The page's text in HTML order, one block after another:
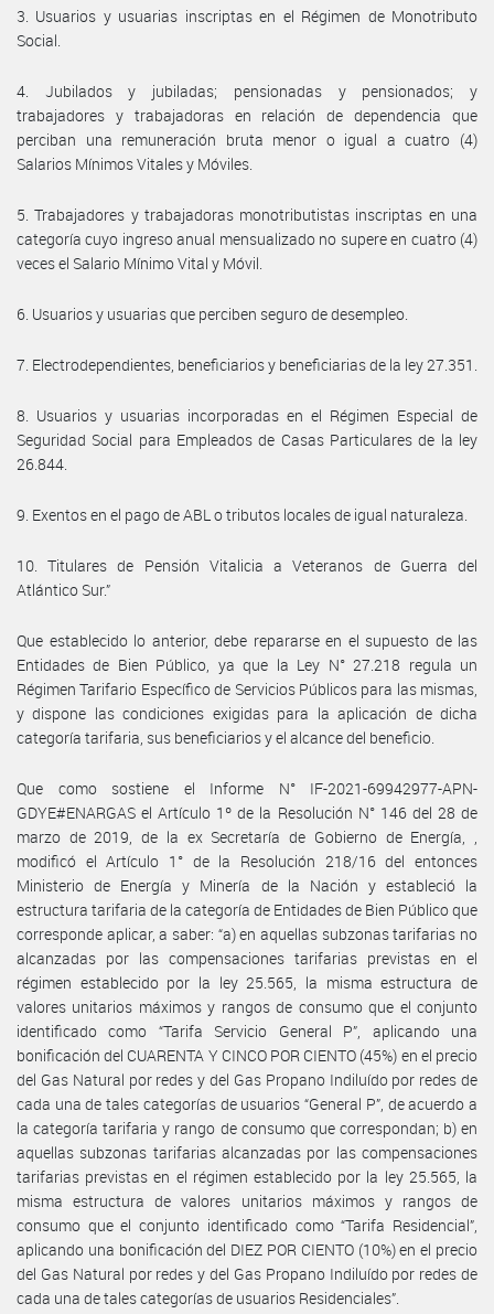
3. Usuarios y usuarias inscriptas en el Régimen de Monotributo
Social.
4. Jubilados y jubiladas; pensionadas y pensionados; y
trabajadores y trabajadoras en relación de dependencia que
perciban una remuneración bruta menor o igual a cuatro (4)
Salarios Mínimos Vitales y Móviles.
5. Trabajadores y trabajadoras monotributistas inscriptas en una
categoría cuyo ingreso anual mensualizado no supere en cuatro (4)
veces el Salario Mínimo Vital y Móvil.
6. Usuarios y usuarias que perciben seguro de desempleo.
7. Electrodependientes, beneficiarios y beneficiarias de la ley 27.351.
8. Usuarios y usuarias incorporadas en el Régimen Especial de
Seguridad Social para Empleados de Casas Particulares de la ley
26.844.
9. Exentos en el pago de ABL o tributos locales de igual naturaleza.
10. Titulares de Pensión Vitalicia a Veteranos de Guerra del
Atlántico Sur.”
Que establecido lo anterior, debe repararse en el supuesto de las
Entidades de Bien Público, ya que la Ley N° 27.218 regula un
Régimen Tarifario Específico de Servicios Públicos para las mismas,
y dispone las condiciones exigidas para la aplicación de dicha
categoría tarifaria, sus beneficiarios y el alcance del beneficio.
Que como sostiene el Informe N° IF-2021-69942977-APN-
GDYE#ENARGAS el Artículo 1º de la Resolución N° 146 del 28 de
marzo de 2019, de la ex Secretaría de Gobierno de Energía, ,
modificó el Artículo 1° de la Resolución 218/16 del entonces
Ministerio de Energía y Minería de la Nación y estableció la
estructura tarifaria de la categoría de Entidades de Bien Público que
corresponde aplicar, a saber: “a) en aquellas subzonas tarifarias no
alcanzadas por las compensaciones tarifarias previstas en el
régimen establecido por la ley 25.565, la misma estructura de
valores unitarios máximos y rangos de consumo que el conjunto
identificado como “Tarifa Servicio General P”, aplicando una
bonificación del CUARENTA Y CINCO POR CIENTO (45%) en el precio
del Gas Natural por redes y del Gas Propano Indiluído por redes de
cada una de tales categorías de usuarios “General P”, de acuerdo a
la categoría tarifaria y rango de consumo que correspondan; b) en
aquellas subzonas tarifarias alcanzadas por las compensaciones
tarifarias previstas en el régimen establecido por la ley 25.565, la
misma estructura de valores unitarios máximos y rangos de
consumo que el conjunto identificado como “Tarifa Residencial”,
aplicando una bonificación del DIEZ POR CIENTO (10%) en el precio
del Gas Natural por redes y del Gas Propano Indiluído por redes de
cada una de tales categorías de usuarios Residenciales”.